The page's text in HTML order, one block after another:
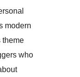
modern
theme
who